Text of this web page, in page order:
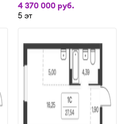
4 370 000 руб.
5 эт